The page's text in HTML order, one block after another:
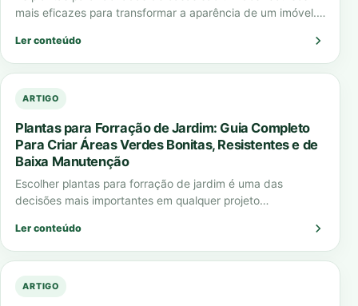
mais eficazes para transformar a aparência de um imóvel.
Ler conteúdo
ARTIGO
Plantas para Forração de Jardim: Guia Completo
Para Criar Áreas Verdes Bonitas, Resistentes e de
Baixa Manutenção
Escolher plantas para forração de jardim é uma das
decisões mais importantes em qualquer projeto
Ler conteúdo
ARTIGO